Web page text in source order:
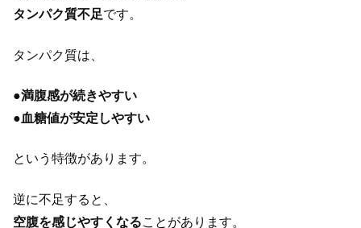
タンパク質不足です。
タンパク質は、
●満腹感が続きやすい
●血糖値が安定しやすい
という特徴があります。
逆に不足すると、
空腹を感じやすくなることがあります。